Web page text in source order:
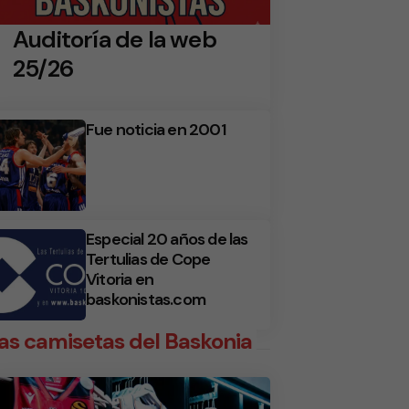
Auditoría de la web
25/26
Fue noticia en 2001
Especial 20 años de las
Tertulias de Cope
Vitoria en
baskonistas.com
camisetas del Baskonia